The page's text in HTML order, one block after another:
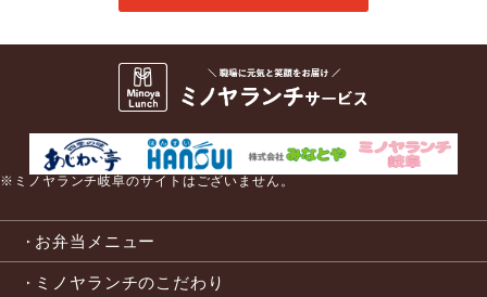
※ミノヤランチ岐阜のサイトはございません。
お弁当メニュー
ミノヤランチのこだわり